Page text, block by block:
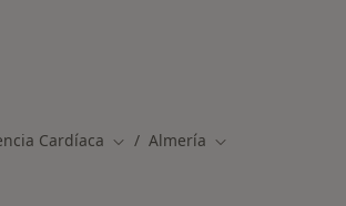
Cardíaca Cambiar de ciudad
Almería Cambiar de ciudad